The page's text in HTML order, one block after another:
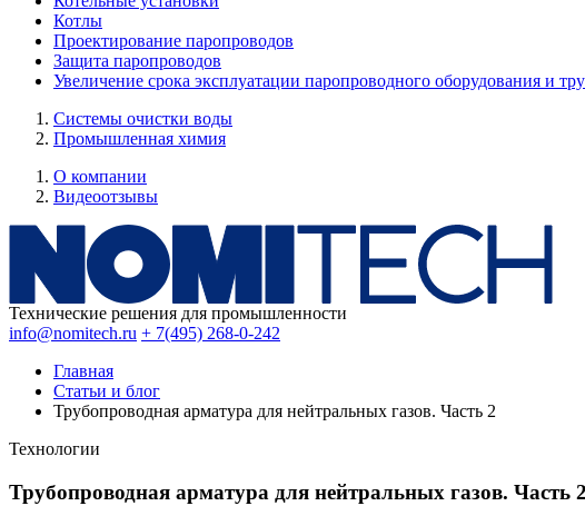
Котлы
Проектирование паропроводов
Защита паропроводов
Увеличение срока эксплуатации паропроводного оборудования и
Системы очистки воды
Промышленная химия
О компании
Видеоотзывы
Технические решения для промышленности
info@nomitech.ru + 7(495) 268-0-242
Главная
Статьи и блог
Трубопроводная арматура для нейтральных газов. Часть 2
Технологии
Трубопроводная арматура для нейтральных газов. Часть 2